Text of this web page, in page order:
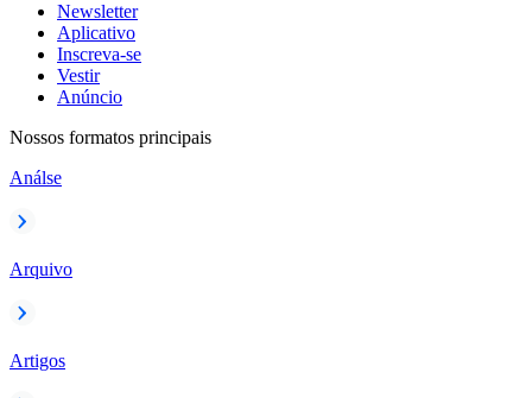
Newsletter
Aplicativo
Inscreva-se
Vestir
Anúncio
Nossos formatos principais
Análse
Arquivo
Artigos